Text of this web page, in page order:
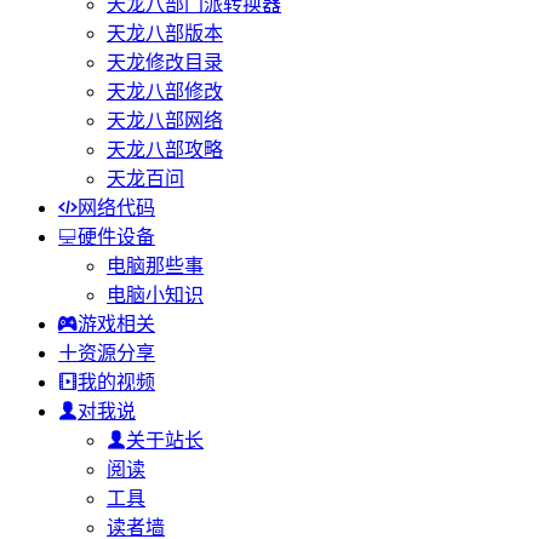
天龙八部门派转换器
天龙八部版本
天龙修改目录
天龙八部修改
天龙八部网络
天龙八部攻略
天龙百问
网络代码
硬件设备
电脑那些事
电脑小知识
游戏相关
资源分享
我的视频
对我说
关于站长
阅读
工具
读者墙